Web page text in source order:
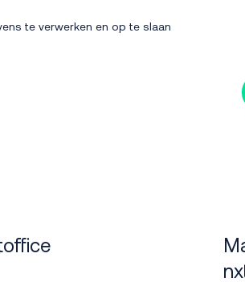
te verwerken en op te slaan